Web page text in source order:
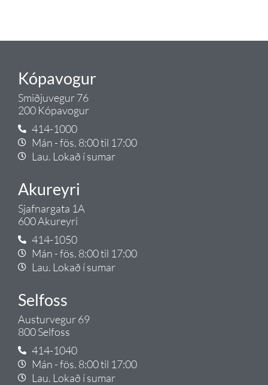
Kópavogur
Smiðjuvegur 76
200 Kópavogur
414-1000
Mán - fös. 8:00 til 17:00
Lau. Lokað í sumar
Akureyri
Sjafnargata 1A
600 Akureyri
414-1050
Mán - fös. 8:00 til 17:00
Lau. Lokað í sumar
Selfoss
Austurvegur 69
800 Selfoss
414-1040
Mán - fös. 8:00 til 17:00
Lau. Lokað í sumar